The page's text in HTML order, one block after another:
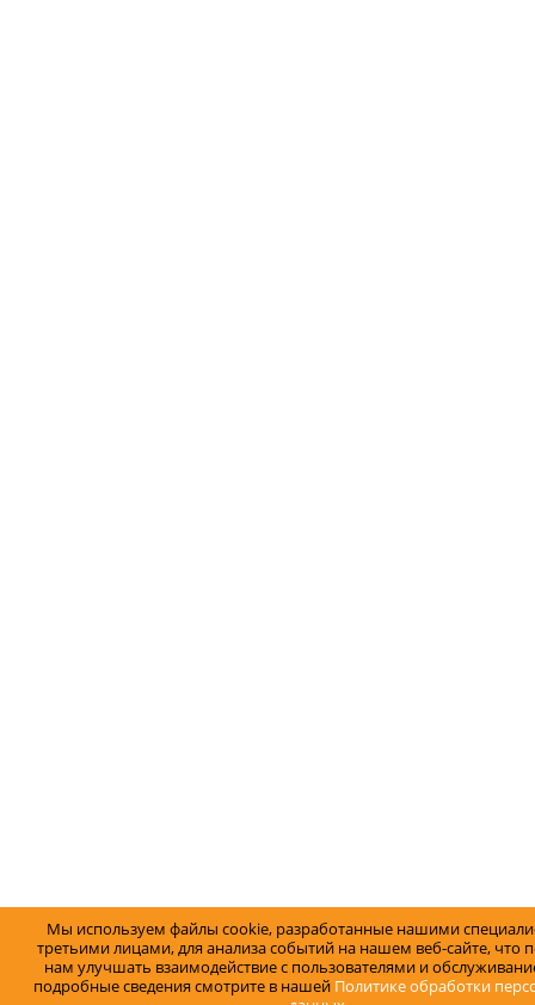
Мы используем файлы cookie, разработанные нашими
третьими лицами, для анализа событий на нашем веб-сайте, что
нам улучшать взаимодействие с пользователями и
подробные сведения смотрите в нашей Политике обработки